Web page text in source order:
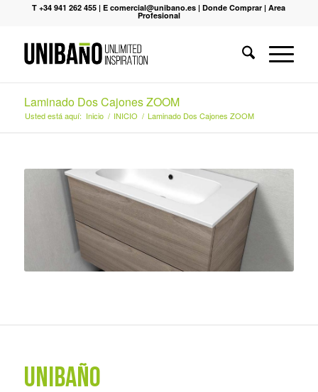
T +34 941 262 455 |E comercial@unibano.es |Donde Comprar |Area
Profesional
Laminado Dos Cajones ZOOM
Usted está aquí: Inicio / INICIO / Laminado Dos Cajones ZOOM
UNIBAÑO